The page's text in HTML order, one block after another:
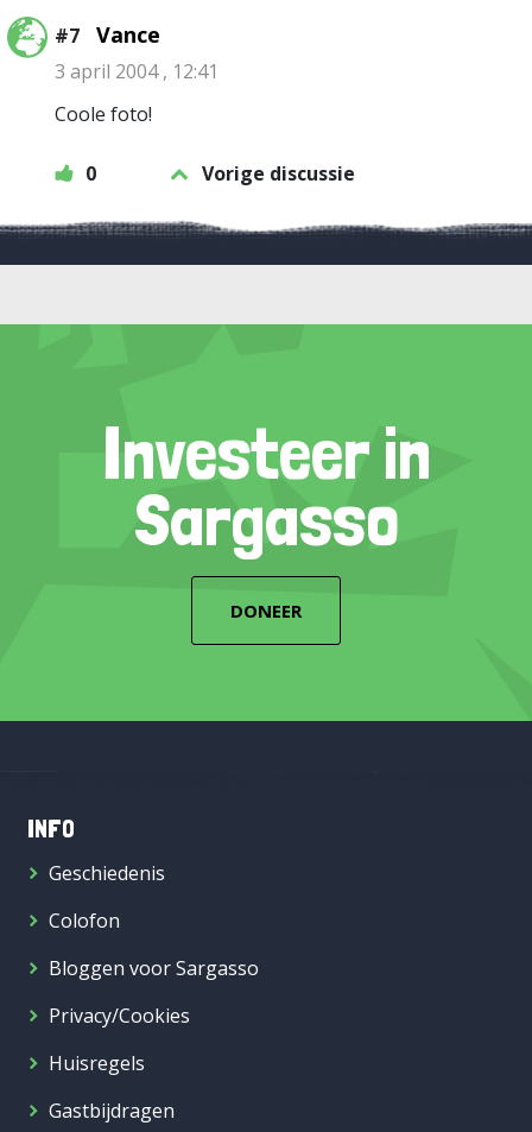
#7 Vance
3 april 2004 , 12:41
Coole foto!
0 Vorige discussie
Investeer in
Sargasso
DONEER
INFO
Geschiedenis
Colofon
Bloggen voor Sargasso
Privacy/Cookies
Huisregels
Gastbijdragen